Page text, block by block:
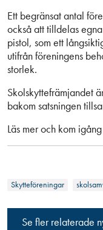
Ett begränsat antal
också att tilldelas
pistol, som ett
utifrån föreningens
storlek.
Skolskyttefrämjandet
bakom satsningen
Läs mer och kom
Skytteföreningar
Se fler relaterade